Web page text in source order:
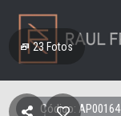
23 Fotos
Código: AP00164